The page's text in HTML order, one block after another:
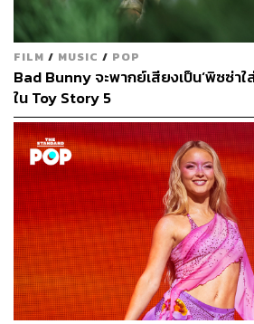
FILM / MUSIC / POP
Bad Bunny จะพากย์เสียงเป็น‘พิซซ่า
ใน Toy Story 5